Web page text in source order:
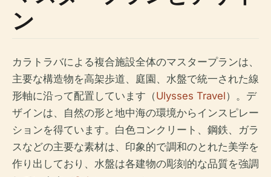
ン
カラトラバによる複合施設全体のマスタープランは、
主要な構造物を高架歩道、庭園、水盤で統一された線
形軸に沿って配置しています（Ulysses Travel）。デ
ザインは、自然の形と地中海の環境からインスピレー
ションを得ています。白色コンクリート、鋼鉄、ガラ
スなどの主要な素材は、印象的で調和のとれた美学を
作り出しており、水盤は各建物の彫刻的な品質を強調